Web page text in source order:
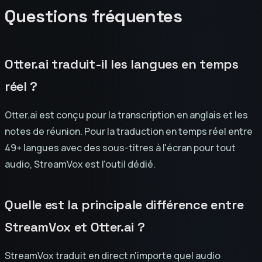
Questions fréquentes
Otter.ai traduit-il les langues en temps
réel ?
Otter.ai est conçu pour la transcription en anglais et les
notes de réunion. Pour la traduction en temps réel entre
49+ langues avec des sous-titres à l'écran pour tout
audio, StreamVox est l'outil dédié.
Quelle est la principale différence entre
StreamVox et Otter.ai ?
StreamVox traduit en direct n'importe quel audio